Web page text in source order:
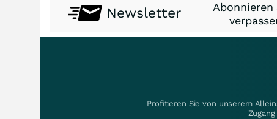
Newsletter
Profitieren Sie von unserem